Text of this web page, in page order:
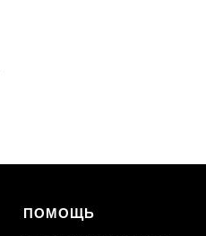
ПОМОЩЬ